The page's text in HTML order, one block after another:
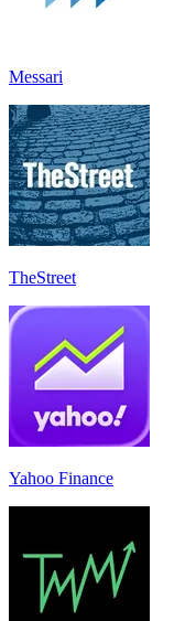
Messari
TheStreet
Yahoo Finance